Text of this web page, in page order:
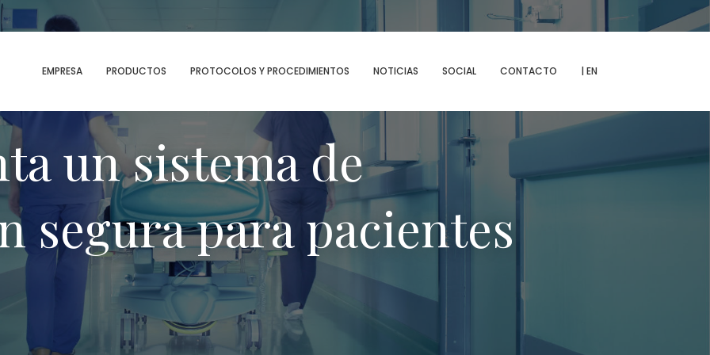
EMPRESA PRODUCTOS PROTOCOLOS Y PROCEDIMIENTOS NOTICIAS SOCIAL CONTACTO | EN
un sistema de
segura para pacientes